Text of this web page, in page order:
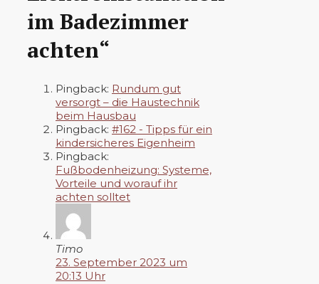
im Badezimmer
achten“
Pingback: Rundum gut
versorgt – die Haustechnik
beim Hausbau
Pingback: #162 - Tipps für ein
kindersicheres Eigenheim
Pingback:
Fußbodenheizung: Systeme,
Vorteile und worauf ihr
achten solltet
Timo
23. September 2023 um
20:13 Uhr